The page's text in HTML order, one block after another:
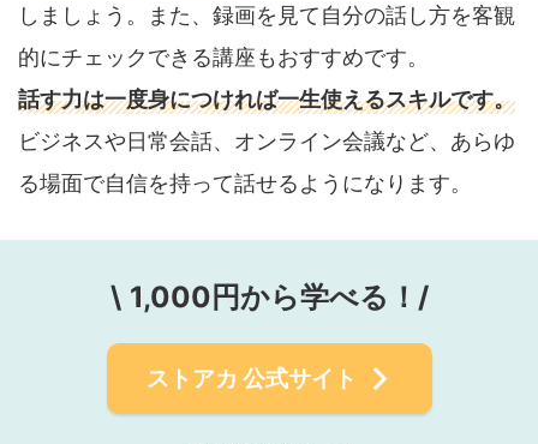
しましょう。また、録画を見て自分の話し方を客観
的にチェックできる講座もおすすめです。
話す力は一度身につければ一生使えるスキルです。
ビジネスや日常会話、オンライン会議など、あらゆ
る場面で自信を持って話せるようになります。
\ 1,000円から学べる！/
ストアカ 公式サイト